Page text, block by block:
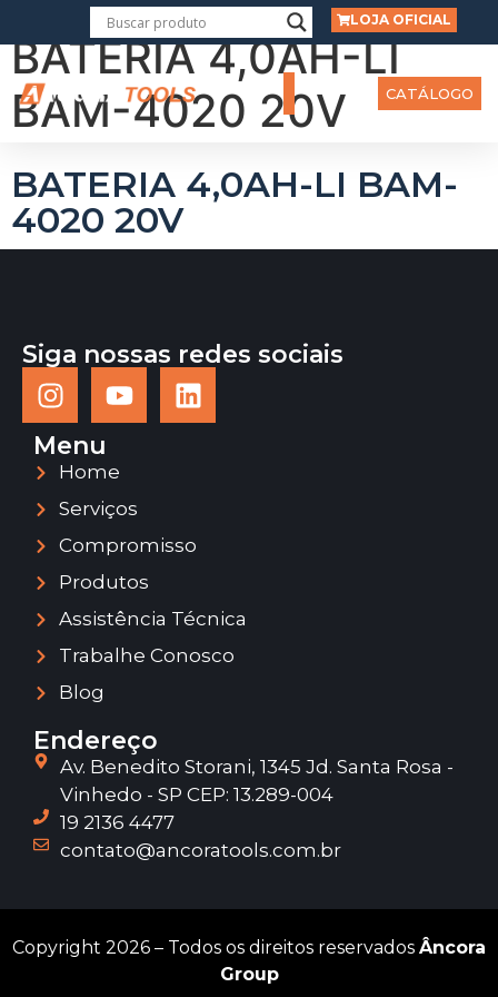
LOJA OFICIAL
CATÁLOGO
BATERIA 4,0AH-LI
BAM-4020 20V
BATERIA 4,0AH-LI BAM-
4020 20V
Siga nossas redes sociais
Menu
Home
Serviços
Compromisso
Produtos
Assistência Técnica
Trabalhe Conosco
Blog
Endereço
Av. Benedito Storani, 1345 Jd. Santa Rosa -
Vinhedo - SP CEP: 13.289-004
19 2136 4477
contato@ancoratools.com.br
Copyright 2026 – Todos os direitos reservados Âncora
Group